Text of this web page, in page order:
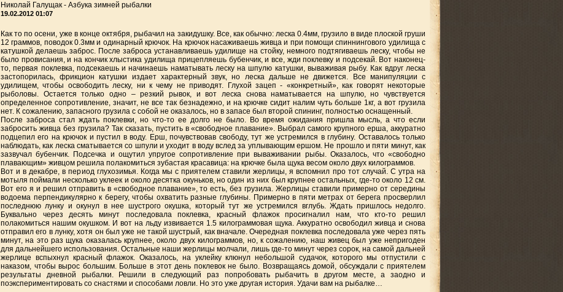
Николай Галущак - Азбука зимней рыбалки
19.02.2012 01:07
Как то по осени, уже в конце октября, рыбачил на закидушку. Все, как обычно: леска 0.4мм, грузило в виде плоской груши
12 граммов, поводок 0.3мм и одинарный крючок. На крючок насаживаешь живца и при помощи спиннингового удилища с
катушкой делаешь заброс. После заброса устанавливаешь удилище на стойку, немного подтягиваешь леску, чтобы не
было провисания, и на кончик хлыстика удилища прицепляешь бубенчик, и все, жди поклевку и подсекай. Вот наконец-
то, первая поклевка, подсекаешь и начинаешь наматывать леску на шпулю катушки, вываживая рыбу. Как вдруг леска
застопорилась, фрикцион катушки издает характерный звук, но леска дальше не движется. Все манипуляции с
удилищем, чтобы освободить леску, ни к чему не приводят. Глухой зацеп - «конкретный», как говорят некоторые
рыболовы. Остается только одно – резкий рывок, и вот леска снова наматывается на шпулю, но чувствуется
определенное сопротивление, значит, не все так безнадежно, и на крючке сидит налим чуть больше 1кг, а вот грузила
нет. К сожалению, запасного грузила с собой не оказалось, но в запасе был второй спининг, полностью оснащенный.
После заброса стал ждать поклевки, но что-то ее долго не было. Во время ожидания пришла мысль, а что если
забросить живца без грузила? Так сказать, пустить в «свободное плавание». Выбрал самого крупного ерша, аккуратно
подцепил его на крючок и пустил в воду. Ерш, почувствовав свободу, тут же устремился в глубину. Оставалось только
наблюдать, как леска сматывается со шпули и уходит в воду вслед за уплывающим ершом. Не прошло и пяти минут, как
зазвучал бубенчик. Подсечка и ощутил упругое сопротивление при вываживании рыбы. Оказалось, что «свободно
плавающим» живцом решила полакомиться зубастая красавица: на крючке была щука весом около двух килограммов.
Вот и в декабре, в период глухозимья. Когда мы с приятелем ставили жерлицы, я вспомнил про тот случай. С утра на
мотыля поймали несколько уклеек и около десятка окуньков, но один из них был крупнее остальных, где-то около 12 см.
Вот его я и решил отправить в «свободное плавание», то есть, без грузила. Жерлицы ставили примерно от середины
водоема перпендикулярно к берегу, чтобы охватить разные глубины. Примерно в пяти метрах от берега просверлил
последнюю лунку и окунул в нее шустрого окушка, который тут же устремился вглубь. Ждать пришлось недолго.
Буквально через десять минут последовала поклевка, красный флажок просигналил нам, что кто-то решил
полакомиться нашим окушком. И вот на льду извивается 1.5 килограммовая щука. Аккуратно освободил живца и снова
отправил его в лунку, хотя он был уже не такой шустрый, как вначале. Очередная поклевка последовала уже через пять
минут, на это раз щука оказалась крупнее, около двух килограммов, но, к сожалению, наш живец был уже непригоден
для дальнейшего использования. Остальные наши жерлицы молчали, лишь где-то минут через сорок, на самой дальней
жерлице вспыхнул красный флажок. Оказалось, на уклейку клюнул небольшой судачок, которого мы отпустили с
наказом, чтобы вырос большим. Больше в этот день поклевок не было. Возвращаясь домой, обсуждали с приятелем
результаты дневной рыбалки. Решили в следующий раз попробовать рыбачить в другом месте, а заодно и
поэкспериментировать со снастями и способами ловли. Но это уже другая история. Удачи вам на рыбалке…